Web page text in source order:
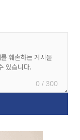
0 / 300